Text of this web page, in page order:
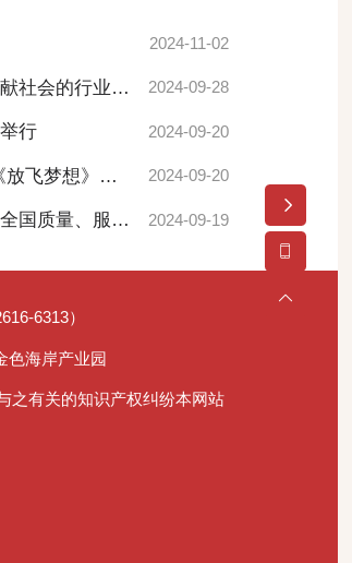
2024-11-02
社会的行业典
2024-09-28
行 2024-09-20
放飞梦想》栏
2024-09-20
国质量、服
2024-09-19
6313）
色海岸产业园
之有关的知识产权纠纷本网站